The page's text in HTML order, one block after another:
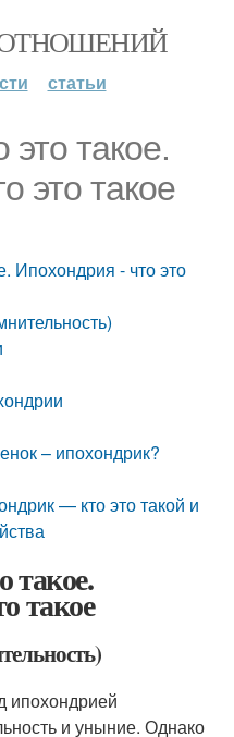
статьи
это такое.
это такое
Ипохондрия - что это
– ипохондрик?
— кто это такой и
такое.
такое
ипохондрией
и уныние. Однако